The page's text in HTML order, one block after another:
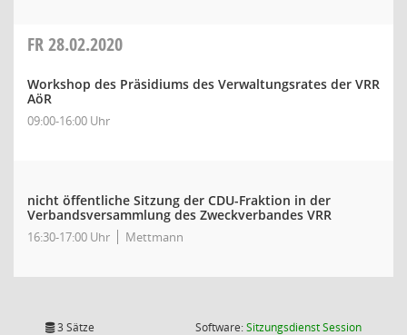
FR28.02.2020
Workshop des Präsidiums des Verwaltungsrates der VRR
AöR
09:00-16:00 Uhr
nicht öffentliche Sitzung der CDU-Fraktion in der
Verbandsversammlung des Zweckverbandes VRR
16:30-17:00 Uhr Mettmann
3 Sätze Software:SitzungsdienstSession(Wird in